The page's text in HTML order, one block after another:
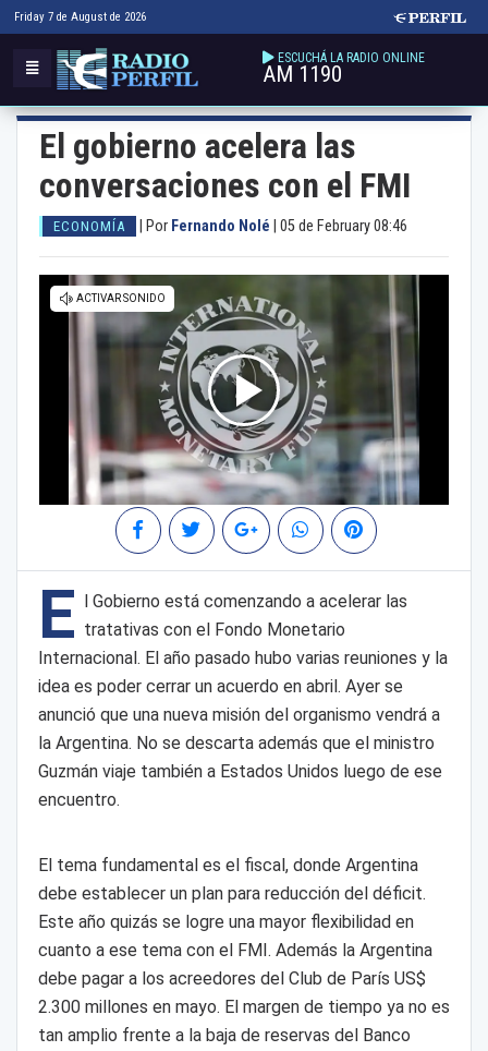
Friday 7 de August de 2026
ESCUCHÁ LA RADIO ONLINE
AM 1190
El gobierno acelera las
conversaciones con el FMI
ECONOMÍA Por Fernando Nolé 05 de February 08:46
E l Gobierno está comenzando a acelerar las
tratativas con el Fondo Monetario
Internacional. El año pasado hubo varias reuniones y la
idea es poder cerrar un acuerdo en abril. Ayer se
anunció que una nueva misión del organismo vendrá a
la Argentina. No se descarta además que el ministro
Guzmán viaje también a Estados Unidos luego de ese
encuentro.
El tema fundamental es el fiscal, donde Argentina
debe establecer un plan para reducción del déficit.
Este año quizás se logre una mayor flexibilidad en
cuanto a ese tema con el FMI. Además la Argentina
debe pagar a los acreedores del Club de París US$
2.300 millones en mayo. El margen de tiempo ya no es
tan amplio frente a la baja de reservas del Banco